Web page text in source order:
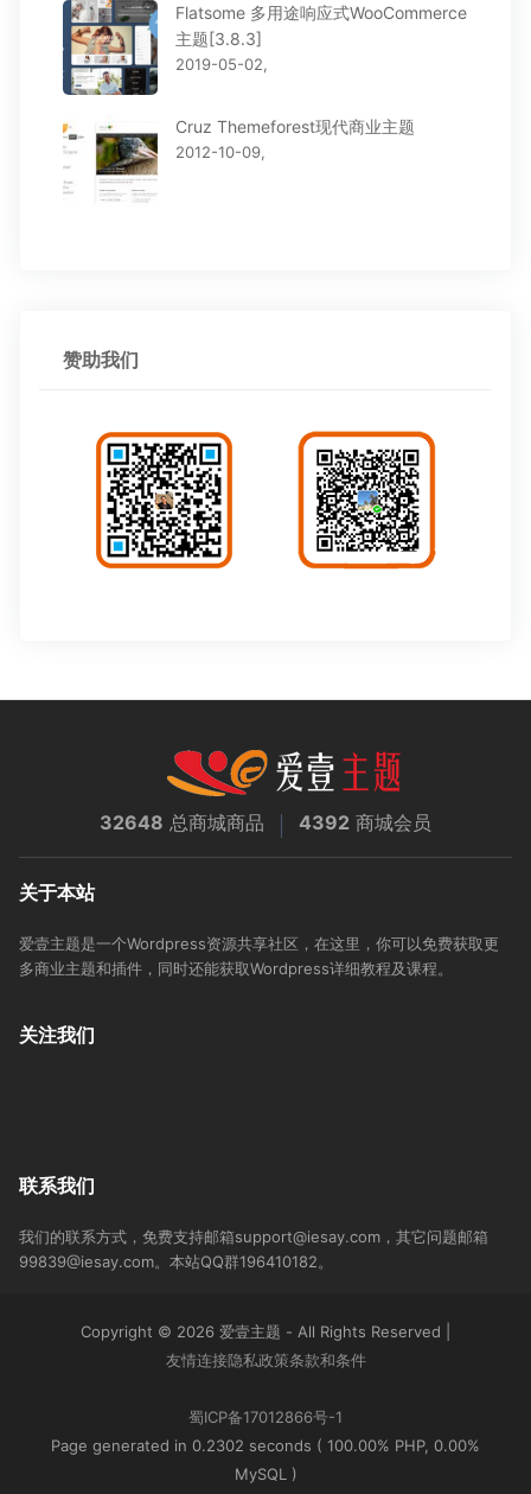
Flatsome 多用途响应式WooCommerce
主题[3.8.3]
2019-05-02,
Cruz Themeforest现代商业主题
2012-10-09,
赞助我们
32648 总商城商品 4392 商城会员
关于本站
爱壹主题是一个Wordpress资源共享社区，在这里，你可以免费获取更
多商业主题和插件，同时还能获取Wordpress详细教程及课程。
关注我们
联系我们
我们的联系方式，免费支持邮箱support@iesay.com，其它问题邮箱
99839@iesay.com。本站QQ群196410182。
Copyright © 2026 爱壹主题 - All Rights Reserved
友情连接隐私政策条款和条件
蜀ICP备17012866号-1
Page generated in 0.2302 seconds ( 100.00% PHP, 0.00%
MySQL )